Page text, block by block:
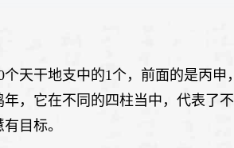
个天干地支中的1个，前面的是丙
年，它在不同的四柱当中，代表了
目标。